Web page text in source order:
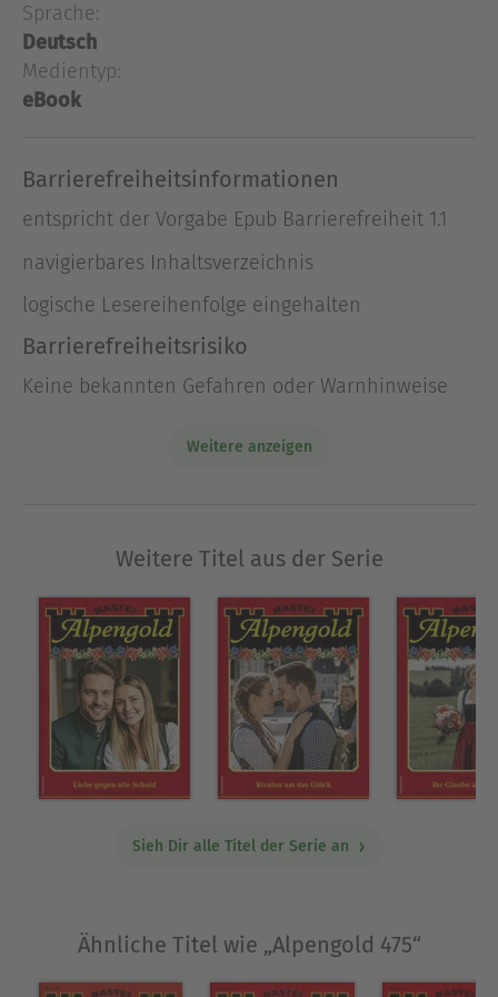
Schikanen, um die unbeugsame Frau in die Knie
zu zwingen. Dabei übersieht er, dass sich
zwischen seinem Hof und dem "Hirschen" längst
zarte Bande knüpfen - und dass die Liebe einmal
Ausblenden
Sprache:
Deutsch
Medientyp:
eBook
Barrierefreiheitsinformationen
entspricht der Vorgabe Epub Barrierefreiheit 1.1
navigierbares Inhaltsverzeichnis
logische Lesereihenfolge eingehalten
Barrierefreiheitsrisiko
Keine bekannten Gefahren oder Warnhinweise
Weitere anzeigen
Weitere Titel aus der Serie
Sieh Dir alle Titel der Serie an
Ähnliche Titel wie „Alpengold 475“